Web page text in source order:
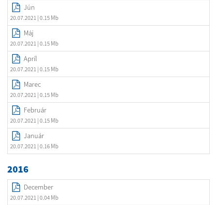
Jún
20.07.2021 | 0.15 Mb
Máj
20.07.2021 | 0.15 Mb
Apríl
20.07.2021 | 0.15 Mb
Marec
20.07.2021 | 0.15 Mb
Február
20.07.2021 | 0.15 Mb
Január
20.07.2021 | 0.16 Mb
2016
December
20.07.2021 | 0.04 Mb